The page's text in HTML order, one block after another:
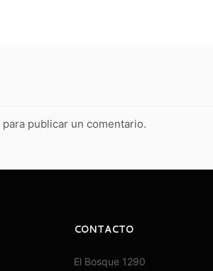
para publicar un comentario.
CONTACTO
El Bosque 1290